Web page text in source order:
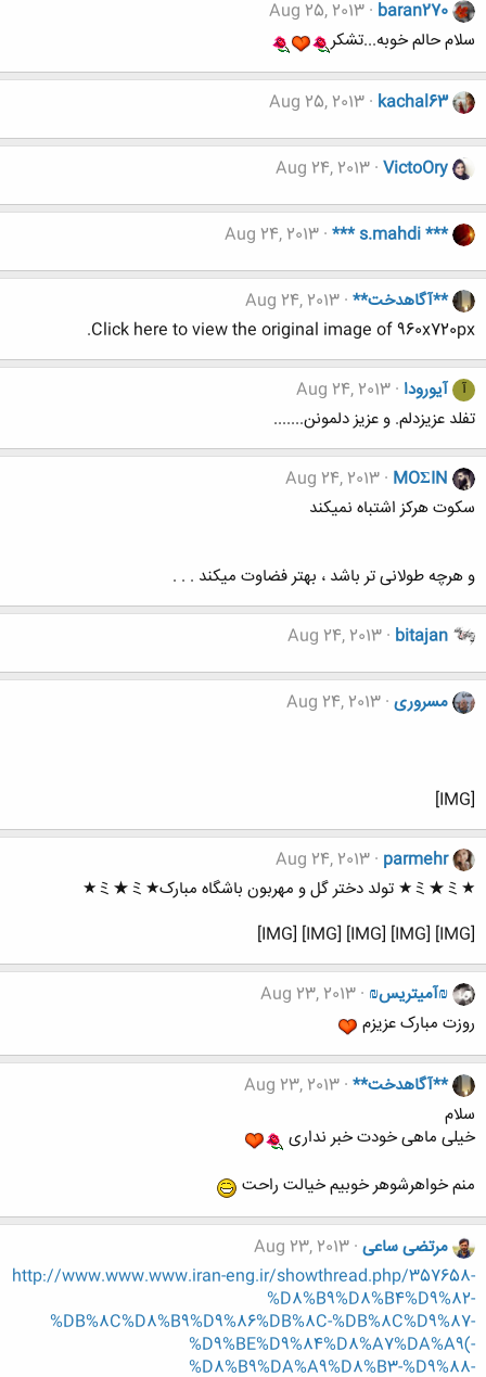
baran270
Aug 25, 2013
سلام حالم خوبه...تشکر
kachal63
Aug 25, 2013
VictoOry
Aug 24, 2013
*** s.mahdi ***
Aug 24, 2013
**آگاهدخت** Aug 24, 2013
Click here to view the original image of 960x720px.
آ آیورودا Aug 24, 2013
تفلد عزیزدلم. و عزیز دلمونن.......
MOΣIN
Aug 24, 2013
سکوت هرکز اشتباه نمیکند
و هرچه طولانی تر باشد ، بهتر فضاوت میکند . . .
bitajan
Aug 24, 2013
مسروری Aug 24, 2013
[IMG]
parmehr
Aug 24, 2013
★ミ★ミ★ تولد دختر گل و مهربون باشگاه مبارک★ミ★ミ★
[IMG] [IMG] [IMG] [IMG] [IMG]
₪آمیتریس₪ Aug 23, 2013
روزت مبارک عزیزم
**آگاهدخت** Aug 23, 2013
سلام
خیلی ماهی خودت خبر نداری
منم خواهرشوهر خوبیم خیالت راحت
مرتضی ساعی Aug 23, 2013
http://www.www.www.iran-eng.ir/showthread.php/357658-
%D8%B9%D8%B4%D9%82-
%DB%8C%D8%B9%D9%86%DB%8C-%DB%8C%D9%87-
%D9%BE%D9%84%D8%A7%DA%A9(-
%D8%B9%DA%A9%D8%B3-%D9%88-